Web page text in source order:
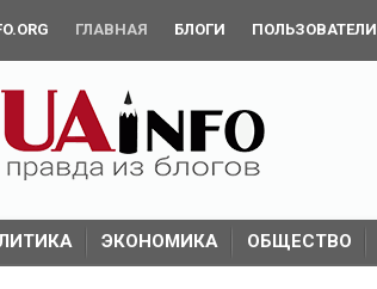
ГЛАВНАЯ БЛОГИ ПОЛЬЗОВАТЕЛИ
ЭКОНОМИКА ОБЩЕСТВО